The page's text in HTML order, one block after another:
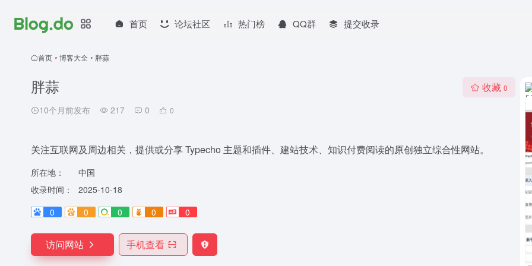
首页 论坛社区 热门榜 QQ群 提交收录
首页 • 博客大全 • 胖蒜
胖蒜
10个月前发布 217 0 0
收藏 0
关注互联网及周边相关，提供或分享 Typecho 主题和插件、建站技术、知识付费阅读的原创独立综合性网站。
所在地：
中国
收录时间：
2025-10-18
0
0 0 0 0
访问网站 手机查看